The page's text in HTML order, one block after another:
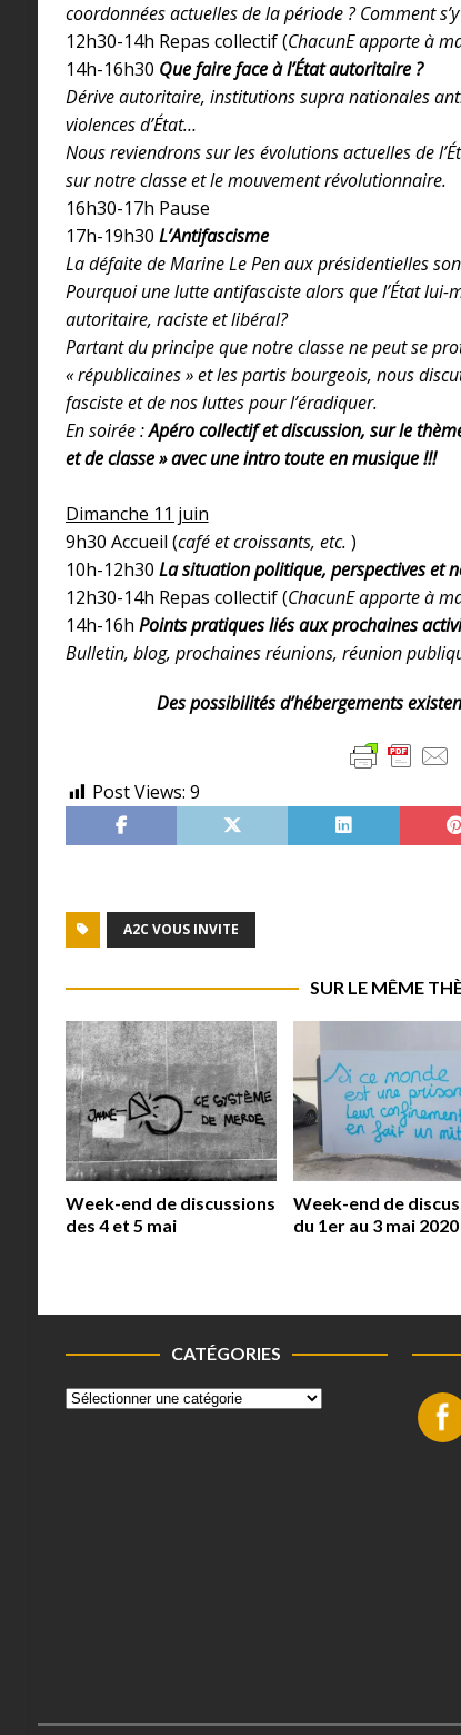
coordonnées actuelles de la période ? Comment
12h30-14h Repas collectif (ChacunE apporte à
14h-16h30 Que faire face à l’État autoritaire ?
Dérive autoritaire, institutions supra nationales
violences d’État…
Nous reviendrons sur les évolutions actuelles de
sur notre classe et le mouvement révolutionnaire.
16h30-17h Pause
17h-19h30 L’Antifascisme
La défaite de Marine Le Pen aux présidentielles
Pourquoi une lutte antifasciste alors que l’État
autoritaire, raciste et libéral?
Partant du principe que notre classe ne peut se
« républicaines » et les partis bourgeois, nous
fasciste et de nos luttes pour l’éradiquer.
En soirée :Apéro collectif et discussion, sur le
et de classe » avec une intro toute en musique !!!
Dimanche 11 juin
9h30 Accueil (café et croissants, etc. )
10h-12h30 La situation politique, perspectives et
12h30-14h Repas collectif (ChacunE apporte à
14h-16h Points pratiques liés aux prochaines
Bulletin, blog, prochaines réunions, réunion
Des possibilités d’hébergements
Post Views: 9
A2C VOUS INVITE
SUR LE MÊME
Week-end de discussions
des 4 et 5 mai
Week-end de
du 1er au 3 mai 2020
CATÉGORIES